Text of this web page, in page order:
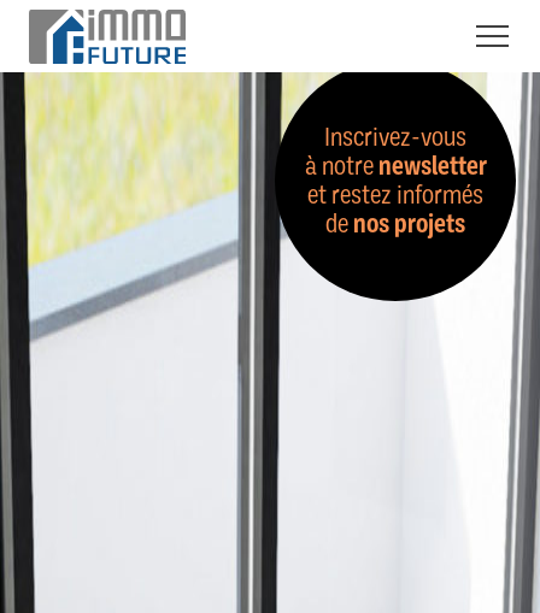
Inscrivez-vous
à notre newsletter
et restez informés
de nos projets